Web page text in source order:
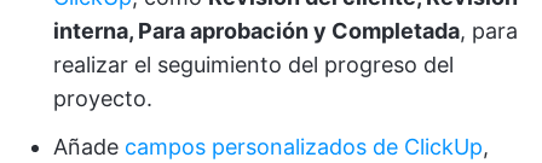
interna, Para aprobación y Completada, para
realizar el seguimiento del progreso del
proyecto.
Añade campos personalizados de ClickUp,